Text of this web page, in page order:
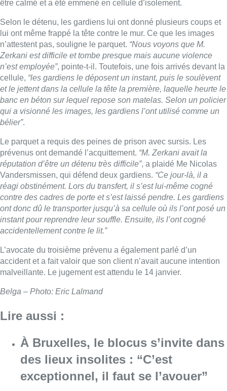
être calmé et a été emmené en cellule d’isolement.
Selon le détenu, les gardiens lui ont donné plusieurs coups et
lui ont même frappé la tête contre le mur. Ce que les images
n’attestent pas, souligne le parquet. “Nous voyons que M.
Zerkani est difficile et tombe presque mais aucune violence
n’est employée”, pointe-t-il. Toutefois, une fois arrivés devant la
cellule, “les gardiens le déposent un instant, puis le soulèvent
et le jettent dans la cellule la tête la première, laquelle heurte le
banc en béton sur lequel repose son matelas. Selon un policier
qui a visionné les images, les gardiens l’ont utilisé comme un
bélier”.
Le parquet a requis des peines de prison avec sursis. Les
prévenus ont demandé l’acquittement. “M. Zerkani avait la
réputation d’être un détenu très difficile”, a plaidé Me Nicolas
Vandersmissen, qui défend deux gardiens. “Ce jour-là, il a
réagi obstinément. Lors du transfert, il s’est lui-même cogné
contre des cadres de porte et s’est laissé pendre. Les gardiens
ont donc dû le transporter jusqu’à sa cellule où ils l’ont posé un
instant pour reprendre leur souffle. Ensuite, ils l’ont cogné
accidentellement contre le lit.”
L’avocate du troisième prévenu a également parlé d’un
accident et a fait valoir que son client n’avait aucune intention
malveillante. Le jugement est attendu le 14 janvier.
Belga – Photo: Eric Lalmand
Lire aussi :
À Bruxelles, le blocus s’invite dans
des lieux insolites : “C’est
exceptionnel, il faut se l’avouer”